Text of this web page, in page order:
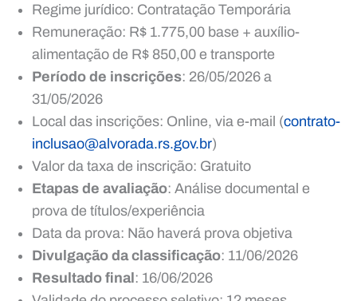
Regime jurídico: Contratação Temporária
Remuneração: R$ 1.775,00 base + auxílio-
alimentação de R$ 850,00 e transporte
Período de inscrições: 26/05/2026 a
31/05/2026
Local das inscrições: Online, via e-mail (contrato-
inclusao@alvorada.rs.gov.br)
Valor da taxa de inscrição: Gratuito
Etapas de avaliação: Análise documental e
prova de títulos/experiência
Data da prova: Não haverá prova objetiva
Divulgação da classificação: 11/06/2026
Resultado final: 16/06/2026